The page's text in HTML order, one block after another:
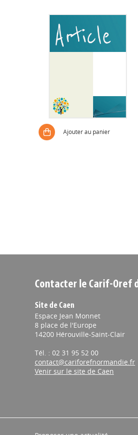
Ajouter au panier
Contacter le Carif-Oref
Site de Caen
Espace Jean Monnet
8 place de l'Europe
14200 Hérouville-Saint-Clair
Tél. : 02 31 95 52 00
contact@cariforefnormandie.fr
Venir sur le site de Caen